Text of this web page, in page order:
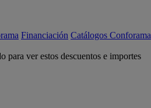
Financiación Catálogos Conforama
ver estos descuentos e importes